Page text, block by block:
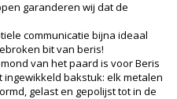
garanderen wij dat de
communicatie bijna ideaal
bit van beris!
van het paard is voor Beris
bakstuk: elk metalen
gelast en gepolijst tot in de